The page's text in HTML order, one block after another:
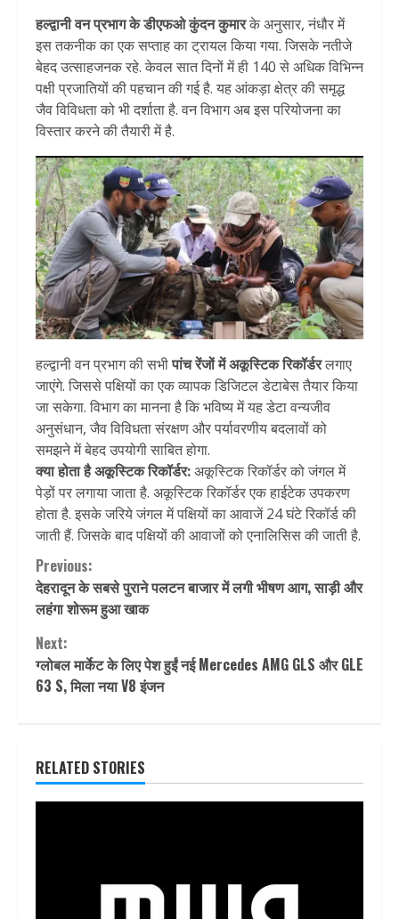
हल्द्वानी वन प्रभाग के डीएफओ कुंदन कुमारके अनुसार, नंधौर में
इस तकनीक का एक सप्ताह का ट्रायल किया गया. जिसके नतीजे
बेहद उत्साहजनक रहे. केवल सात दिनों में ही 140 से अधिक विभिन्न
पक्षी प्रजातियों की पहचान की गई है. यह आंकड़ा क्षेत्र की समृद्ध
जैव विविधता को भी दर्शाता है. वन विभाग अब इस परियोजना का
विस्तार करने की तैयारी में है.
हल्द्वानी वन प्रभाग की सभीपांच रेंजों में अकूस्टिक रिकॉर्डरलगाए
जाएंगे. जिससे पक्षियों का एक व्यापक डिजिटल डेटाबेस तैयार किया
जा सकेगा. विभाग का मानना है कि भविष्य में यह डेटा वन्यजीव
अनुसंधान, जैव विविधता संरक्षण और पर्यावरणीय बदलावों को
समझने में बेहद उपयोगी साबित होगा.
क्या होता है अकूस्टिक रिकॉर्डर:अकूस्टिक रिकॉर्डर को जंगल में
पेड़ों पर लगाया जाता है. अकूस्टिक रिकॉर्डर एक हाईटेक उपकरण
होता है. इसके जरिये जंगल में पक्षियों का आवाजें 24 घंटे रिकॉर्ड की
जाती हैं. जिसके बाद पक्षियों की आवाजों को एनालिसिस की जाती है.
Continue
Reading
Previous:
देहरादून के सबसे पुराने पलटन बाजार में लगी भीषण आग, साड़ी और
लहंगा शोरूम हुआ खाक
Next:
ग्लोबल मार्केट के लिए पेश हुईं नई Mercedes AMG GLS और GLE
63 S, मिला नया V8 इंजन
RELATED STORIES